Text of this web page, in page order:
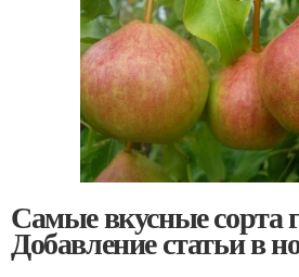
Самые вкусные сорта
Добавление статьи в